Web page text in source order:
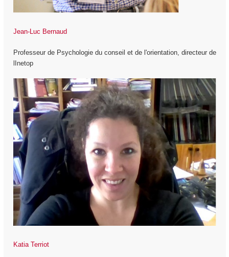
Jean-Luc Bernaud
Professeur de Psychologie du conseil et de l'orientation, directeur de
lInetop
Katia Terriot